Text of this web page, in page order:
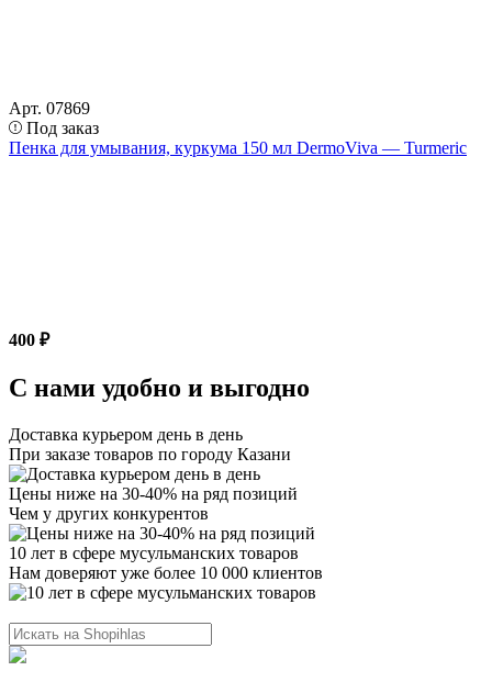
Арт. 07869
Под заказ
Пенка для умывания, куркума 150 мл DermoViva — Turmeric
400 ₽
С нами удобно и выгодно
Доставка курьером день в день
При заказе товаров по городу Казани
Цены ниже на 30-40% на ряд позиций
Чем у других конкурентов
10 лет в сфере мусульманских товаров
Нам доверяют уже более 10 000 клиентов